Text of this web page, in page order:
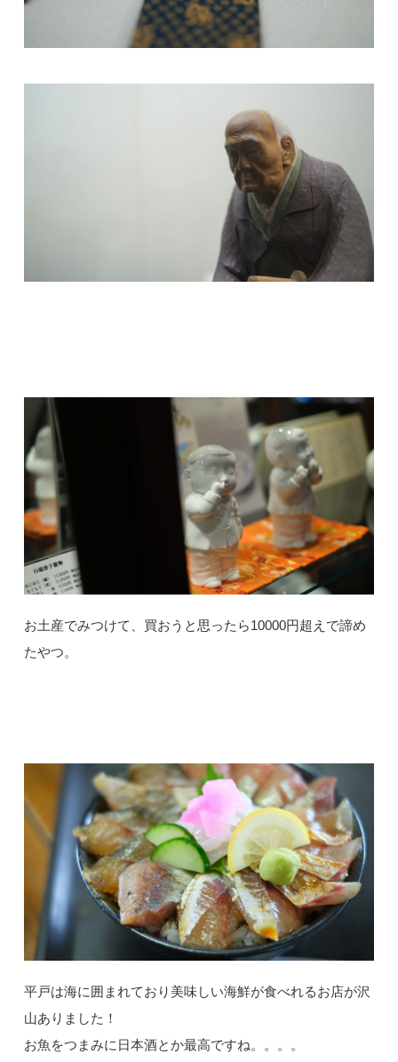
お土産でみつけて、買おうと思ったら10000円超えで諦め
たやつ。
平戸は海に囲まれており美味しい海鮮が食べれるお店が沢
山ありました！
お魚をつまみに日本酒とか最高ですね。。。。